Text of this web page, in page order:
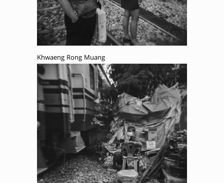
Khwaeng Rong Muang